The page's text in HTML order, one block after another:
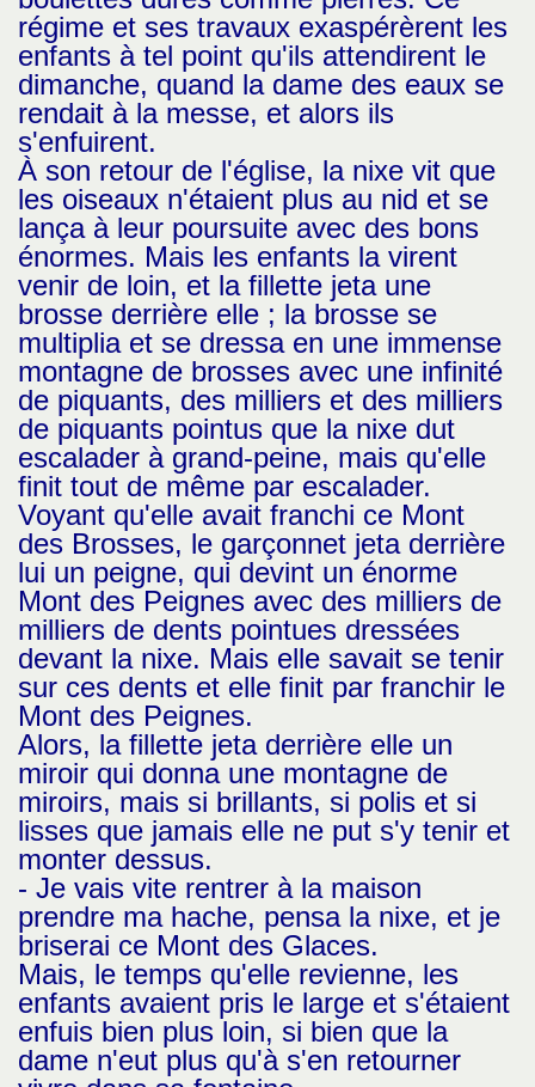
régime et ses travaux exaspérèrent les
enfants à tel point qu'ils attendirent le
dimanche, quand la dame des eaux se
rendait à la messe, et alors ils
s'enfuirent.
À son retour de l'église, la nixe vit que
les oiseaux n'étaient plus au nid et se
lança à leur poursuite avec des bons
énormes. Mais les enfants la virent
venir de loin, et la fillette jeta une
brosse derrière elle ; la brosse se
multiplia et se dressa en une immense
montagne de brosses avec une infinité
de piquants, des milliers et des milliers
de piquants pointus que la nixe dut
escalader à grand-peine, mais qu'elle
finit tout de même par escalader.
Voyant qu'elle avait franchi ce Mont
des Brosses, le garçonnet jeta derrière
lui un peigne, qui devint un énorme
Mont des Peignes avec des milliers de
milliers de dents pointues dressées
devant la nixe. Mais elle savait se tenir
sur ces dents et elle finit par franchir le
Mont des Peignes.
Alors, la fillette jeta derrière elle un
miroir qui donna une montagne de
miroirs, mais si brillants, si polis et si
lisses que jamais elle ne put s'y tenir et
monter dessus.
- Je vais vite rentrer à la maison
prendre ma hache, pensa la nixe, et je
briserai ce Mont des Glaces.
Mais, le temps qu'elle revienne, les
enfants avaient pris le large et s'étaient
enfuis bien plus loin, si bien que la
dame n'eut plus qu'à s'en retourner